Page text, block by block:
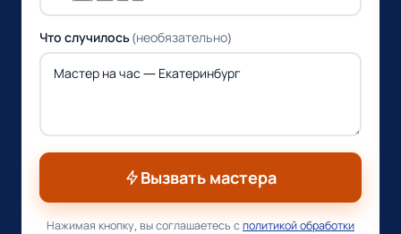
Что случилось(необязательно)
Вызвать мастера
Нажимая кнопку, вы соглашаетесь сполитикой обработки